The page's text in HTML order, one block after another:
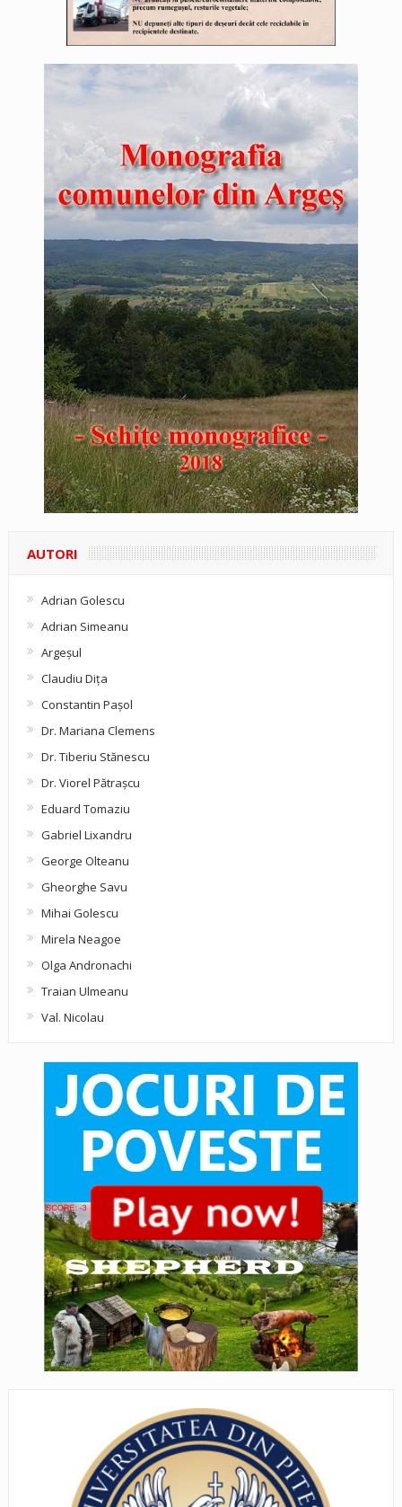
AUTORI
Adrian Golescu
Adrian Simeanu
Argeşul
Claudiu Diţa
Constantin Pașol
Dr. Mariana Clemens
Dr. Tiberiu Stănescu
Dr. Viorel Pătraşcu
Eduard Tomaziu
Gabriel Lixandru
George Olteanu
Gheorghe Savu
Mihai Golescu
Mirela Neagoe
Olga Andronachi
Traian Ulmeanu
Val. Nicolau